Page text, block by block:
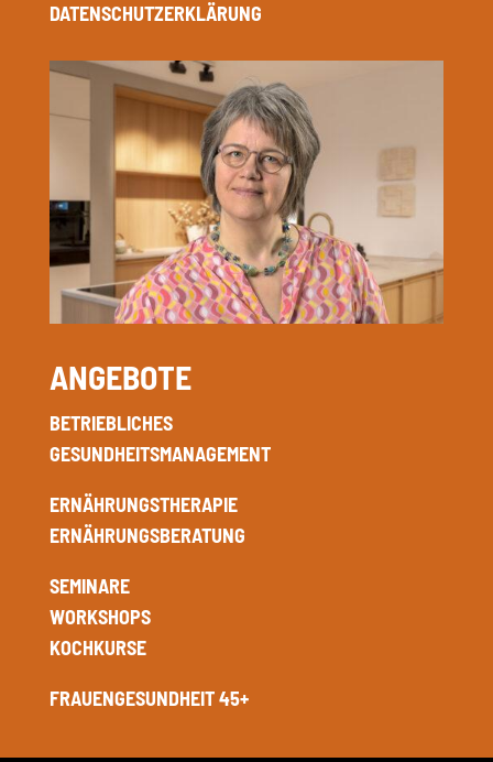
DATENSCHUTZERKLÄRUNG
ANGEBOTE
BETRIEBLICHES
GESUNDHEITSMANAGEMENT
ERNÄHRUNGSTHERAPIE
ERNÄHRUNGSBERATUNG
SEMINARE
WORKSHOPS
KOCHKURSE
FRAUENGESUNDHEIT 45+